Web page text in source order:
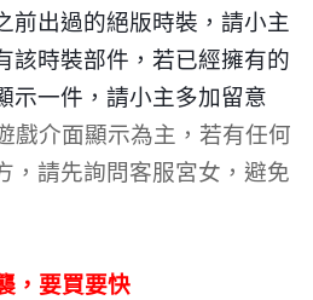
前出過的絕版時裝，請小主
該時裝部件，若已經擁有的
示一件，請小主多加留意
戲介面顯示為主，若有任何
，請先詢問客服宮女，避免
，要買要快